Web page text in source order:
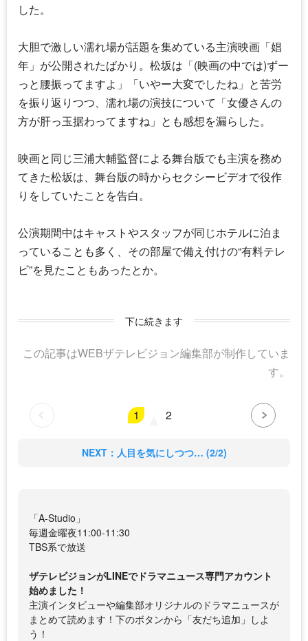
した。
大胆で激しい濡れ場が話題を集めている主演映画「娼
年」が公開されたばかり。松坂は「(映画の中では)ずー
っと腰振ってますよ」「いやー大変でしたね」と苦労
を振り返りつつ、濡れ場の演技について「女優さんの
方が肝っ玉据わってますね」とも感想を漏らした。
映画と同じ三浦大輔監督による舞台版でも主演を務め
てきた松坂は、舞台版の時からセクシービデオで役作
りをしていたことを告白。
公演期間中はキャストやスタッフが同じホテルに泊ま
っていることも多く、その部屋で備え付けの“有料テレ
ビ”を見たこともあったとか。
下に続きます
この記事はWEBザテレビジョン編集部が制作していま
す。
1 2
NEXT：人目を気にしつつ… (2/2)
「A-Studio」
毎週金曜夜11:00-11:30
TBS系で放送
ザテレビジョンがLINEでドラマニュース専門アカウント
始めました！
主演インタビューや編集部オリジナルのドラマニュースが
まとめて読めます！下のボタンから「友だち追加」しよ
う！